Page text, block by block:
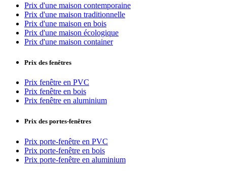
Prix d'une maison contemporaine
Prix d'une maison traditionnelle
Prix d'une maison en bois
Prix d'une maison écologique
Prix d'une maison container
Prix des fenêtres
Prix fenêtre en PVC
Prix fenêtre en bois
Prix fenêtre en aluminium
Prix des portes-fenêtres
Prix porte-fenêtre en PVC
Prix porte-fenêtre en bois
Prix porte-fenêtre en aluminium